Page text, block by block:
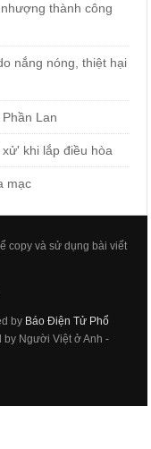
thành công
nắng nóng, thiệt hại
Lan
khi lắp điều hòa
mạc
copy và sử dụng bài viết
by Báo Điện Tử Phổ
by Người Việt ở Anh -